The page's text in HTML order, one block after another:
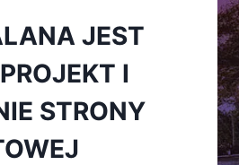
JEST
I
STRONY